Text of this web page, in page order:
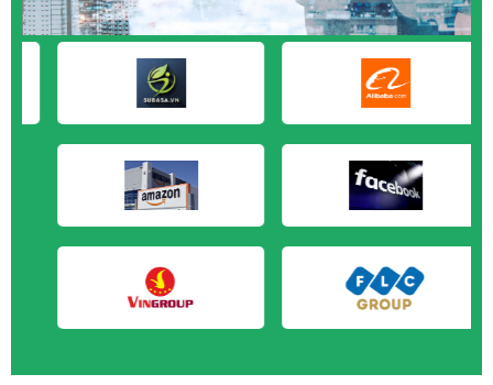
M&A CẦN MUA tại Long An
M&A CẦN MUA tại Sóc Trăng
M&A CẦN MUA tại Tây Ninh
M&A CẦN MUA tại Tiền Giang
M&A CẦN MUA tại Trà Vinh
M&A CẦN MUA tại Hưng Yên
M&A CẦN MUA tại Quảng Ninh